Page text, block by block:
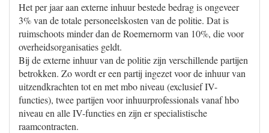
Het per jaar aan externe inhuur bestede bedrag is ongeveer
3% van de totale personeelskosten van de politie. Dat is
ruimschoots minder dan de Roemernorm van 10%, die voor
overheidsorganisaties geldt.
Bij de externe inhuur van de politie zijn verschillende partijen
betrokken. Zo wordt er een partij ingezet voor de inhuur van
uitzendkrachten tot en met mbo niveau (exclusief IV-
functies), twee partijen voor inhuurprofessionals vanaf hbo
niveau en alle IV-functies en zijn er specialistische
raamcontracten.